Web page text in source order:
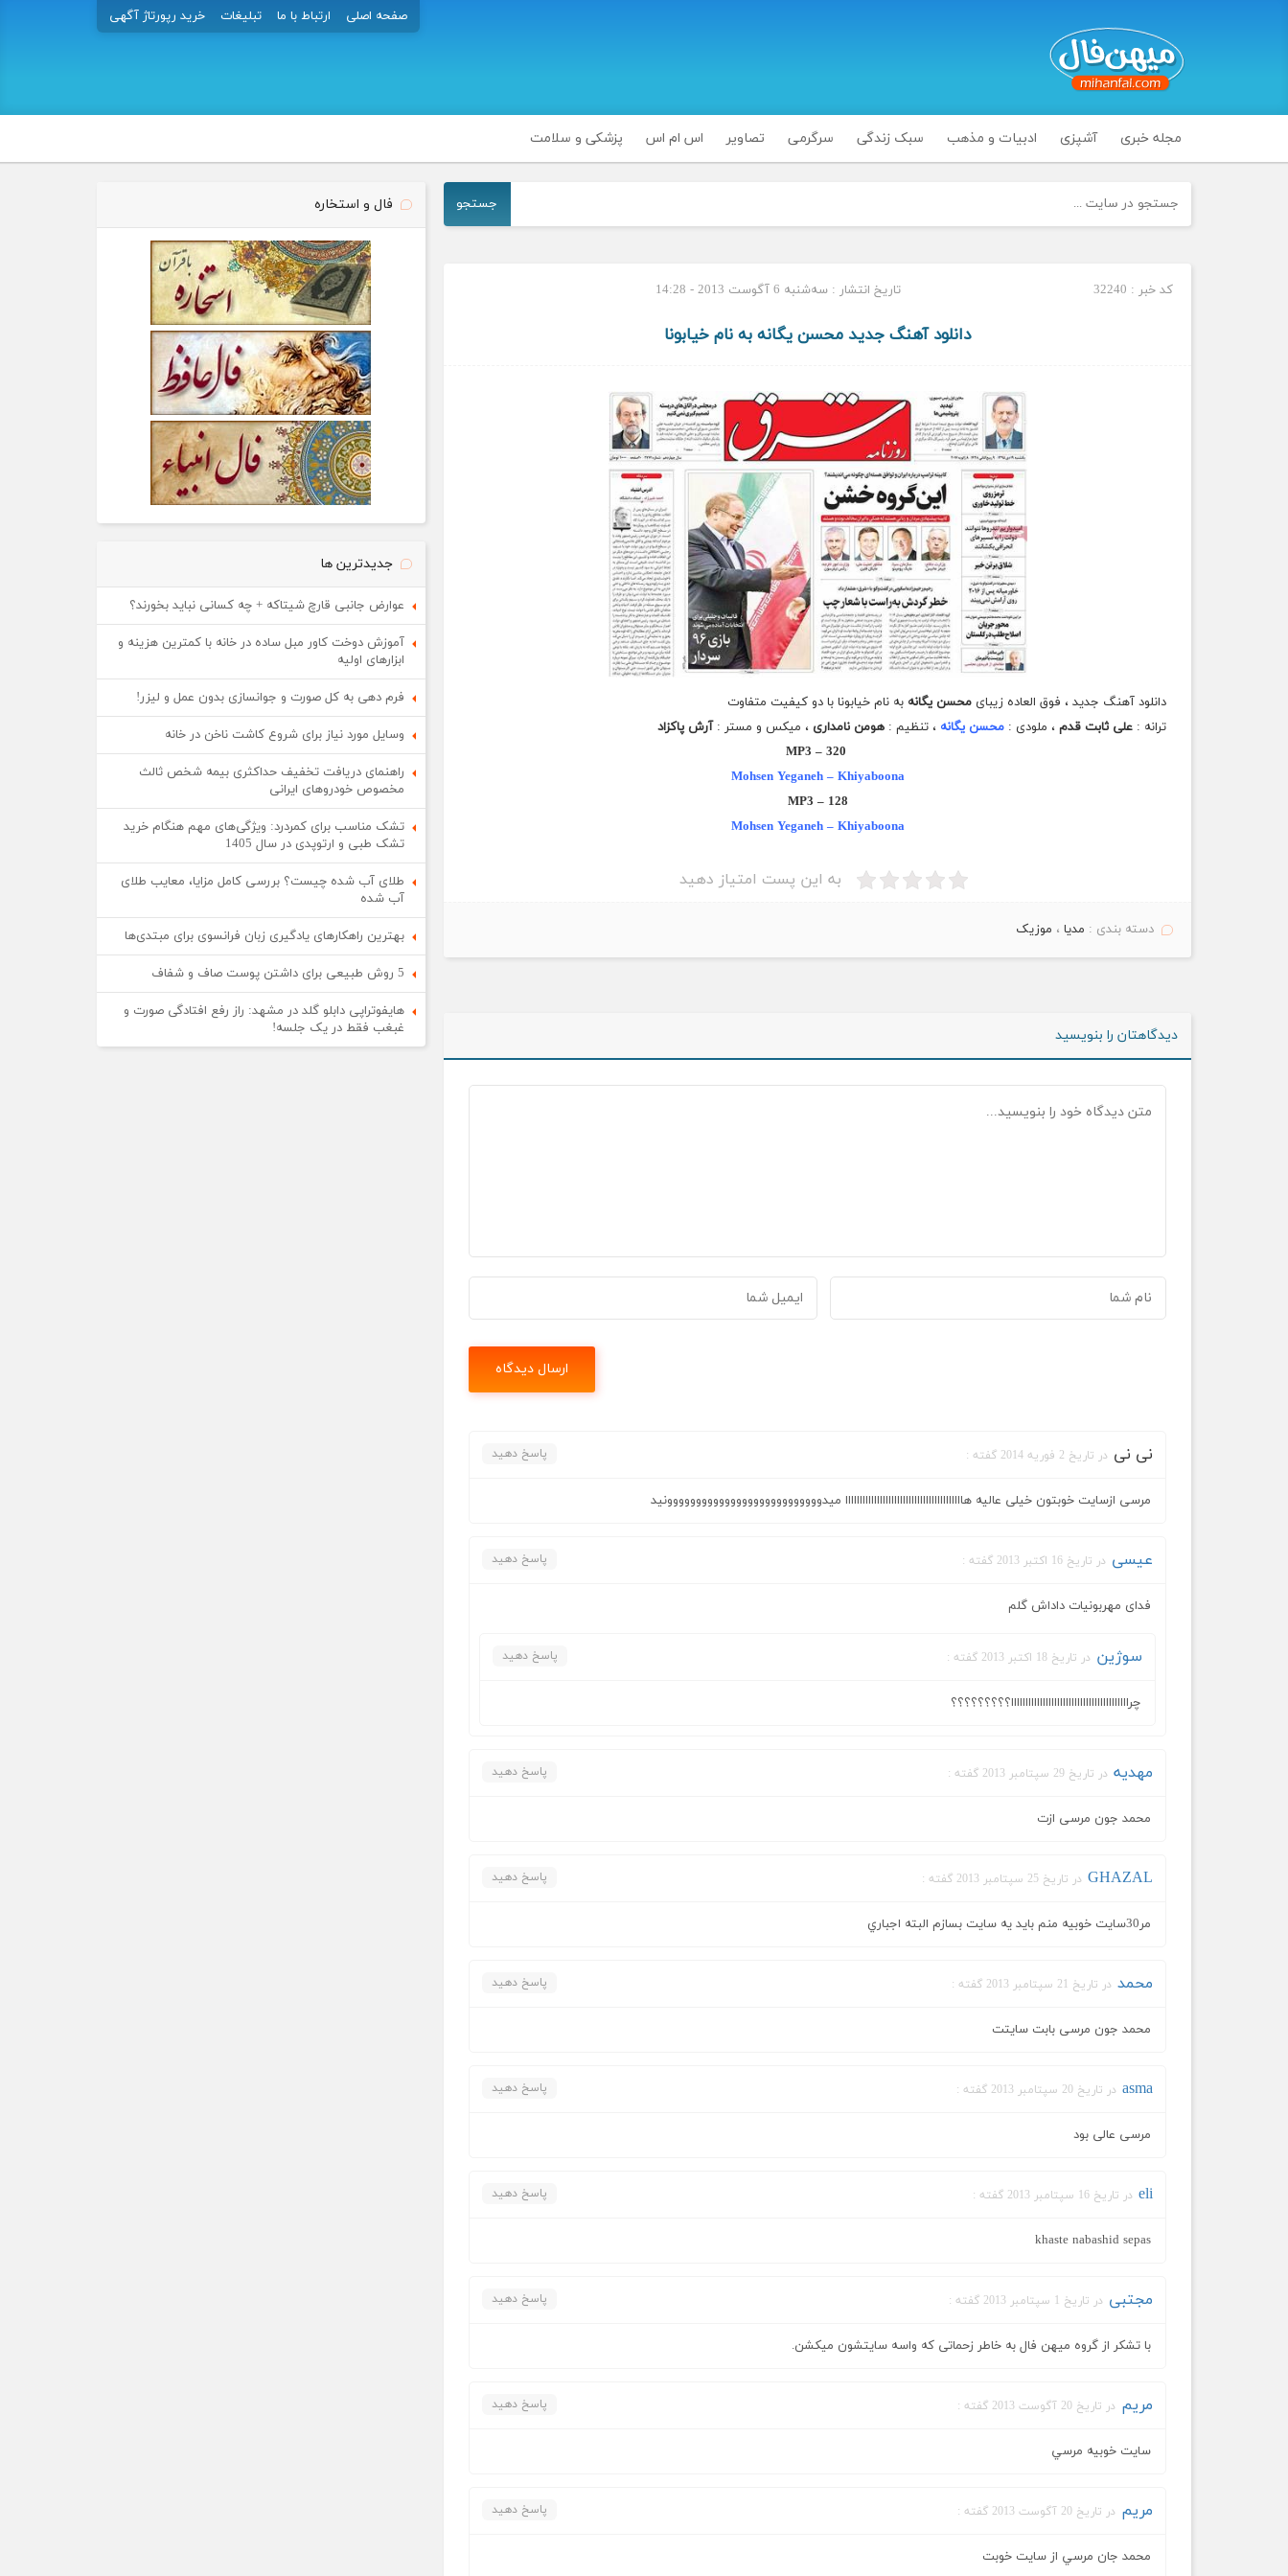
صفحه اصلی ارتباط با ما تبلیغات خرید رپورتاژ آگهی
مجله خبری آشپزی ادبیات و مذهب سبک زندگی سرگرمی تصاویر اس ام اس پزشکی و سلامت
جستجو
کد خبر : 32240 تاریخ انتشار : سه‌شنبه 6 آگوست 2013 - 14:28
دانلود آهنگ جدید محسن یگانه به نام خیابونا
دانلود آهنگ جدید ، فوق العاده زیبای محسن یگانه به نام خیابونا با دو کیفیت متفاوت
ترانه : علی ثابت قدم، ملودی : محسن یگانه ، تنظیم : هومن نامداری ، میکس و مستر : آرش پاکزاد
MP3 – 320
Mohsen Yeganeh – Khiyaboona
MP3 – 128
Mohsen Yeganeh – Khiyaboona
به این پست امتیاز دهید
دسته بندی : مدیا ، موزیک
دیدگاهتان را بنویسید
نی نی در تاریخ 2 فوریه 2014 گفته : پاسخ دهید
مرسی ازسایت خوبتون خیلی عالیه هااااااااااااااااااااااااااااااااااااااااا میدووووووووووووووووووووووووووونید
عیسی در تاریخ 16 اکتبر 2013 گفته : پاسخ دهید
فدای مهربونیات داداش گلم
سوژین در تاریخ 18 اکتبر 2013 گفته : پاسخ دهید
چرااااااااااااااااااااااااااااااااااااااااا؟؟؟؟؟؟؟؟؟
مهدیه در تاریخ 29 سپتامبر 2013 گفته : پاسخ دهید
محمد جون مرسی ازت
GHAZAL در تاریخ 25 سپتامبر 2013 گفته : پاسخ دهید
مر30سايت خوبيه منم بايد يه سايت بسازم البته اجباري
محمد در تاریخ 21 سپتامبر 2013 گفته : پاسخ دهید
محمد جون مرسی بابت سایتت
asma در تاریخ 20 سپتامبر 2013 گفته : پاسخ دهید
مرسی عالی بود
eli در تاریخ 16 سپتامبر 2013 گفته : پاسخ دهید
khaste nabashid sepas
مجتبی در تاریخ 1 سپتامبر 2013 گفته : پاسخ دهید
با تشکر از گروه میهن فال به خاطر زحماتی که واسه سایتشون میکشن.
مريم در تاریخ 20 آگوست 2013 گفته : پاسخ دهید
سايت خوبيه مرسي
مريم در تاریخ 20 آگوست 2013 گفته : پاسخ دهید
محمد جان مرسي از سايت خوبت
فال و استخاره
جدیدترین ها
عوارض جانبی قارچ شیتاکه + چه کسانی نباید بخورند؟
آموزش دوخت کاور مبل ساده در خانه با کمترین هزینه و
ابزارهای اولیه
فرم دهی به کل صورت و جوانسازی بدون عمل و لیزر!
وسایل مورد نیاز برای شروع کاشت ناخن در خانه
راهنمای دریافت تخفیف حداکثری بیمه شخص ثالث
مخصوص خودروهای ایرانی
تشک مناسب برای کمردرد: ویژگی‌های مهم هنگام خرید
تشک طبی و ارتوپدی در سال 1405
طلای آب شده چیست؟ بررسی کامل مزایا، معایب طلای
آب شده
بهترین راهکارهای یادگیری زبان فرانسوی برای مبتدی‌ها
5 روش طبیعی برای داشتن پوست صاف و شفاف
هایفوتراپی دابلو گلد در مشهد: راز رفع افتادگی صورت و
غبغب فقط در یک جلسه!